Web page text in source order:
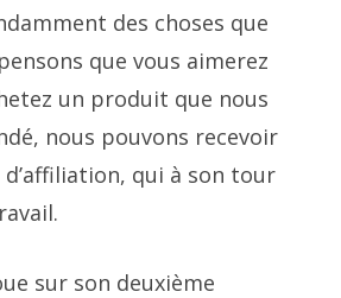
des choses que
que vous aimerez
un produit que nous
nous pouvons recevoir
qui à son tour
sur son deuxième